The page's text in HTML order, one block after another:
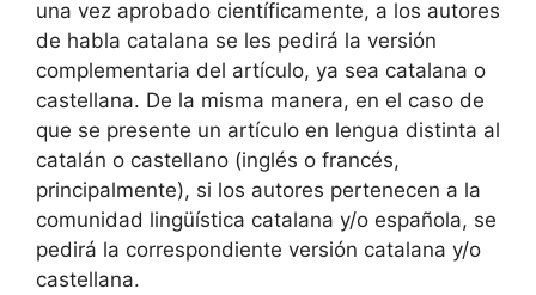
una vez aprobado científicamente, a los autores
de habla catalana se les pedirá la versión
complementaria del artículo, ya sea catalana o
castellana. De la misma manera, en el caso de
que se presente un artículo en lengua distinta al
catalán o castellano (inglés o francés,
principalmente), si los autores pertenecen a la
comunidad lingüística catalana y/o española, se
pedirá la correspondiente versión catalana y/o
castellana.